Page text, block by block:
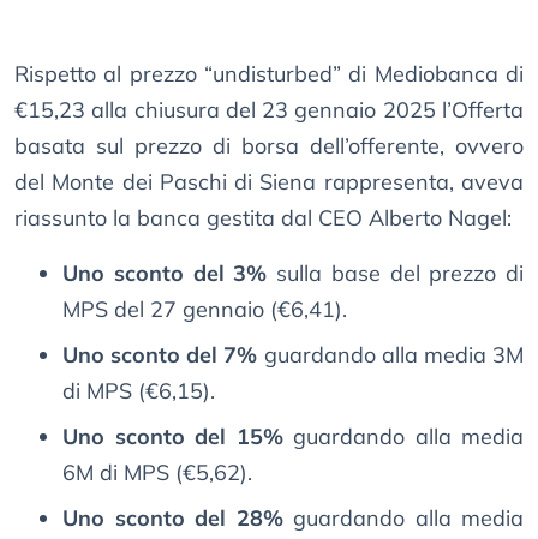
Rispetto al prezzo “undisturbed” di Mediobanca di
€15,23 alla chiusura del 23 gennaio 2025 l’Offerta
basata sul prezzo di borsa dell’offerente, ovvero
del Monte dei Paschi di Siena rappresenta, aveva
riassunto la banca gestita dal CEO Alberto Nagel:
Uno sconto del 3% sulla base del prezzo di
MPS del 27 gennaio (€6,41).
Uno sconto del 7% guardando alla media 3M
di MPS (€6,15).
Uno sconto del 15%guardando alla media
6M di MPS (€5,62).
Uno sconto del 28%guardando alla media